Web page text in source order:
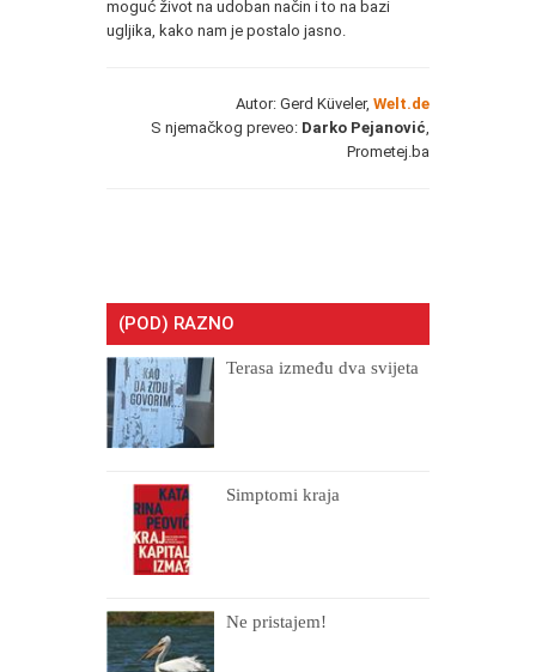
moguć život na udoban način i to na bazi
ugljika, kako nam je postalo jasno.
Autor: Gerd Küveler, Welt.de
S njemačkog preveo: Darko Pejanović
Prometej.ba
(POD) RAZNO
Terasa između dva svijeta
Simptomi kraja
Ne pristajem!